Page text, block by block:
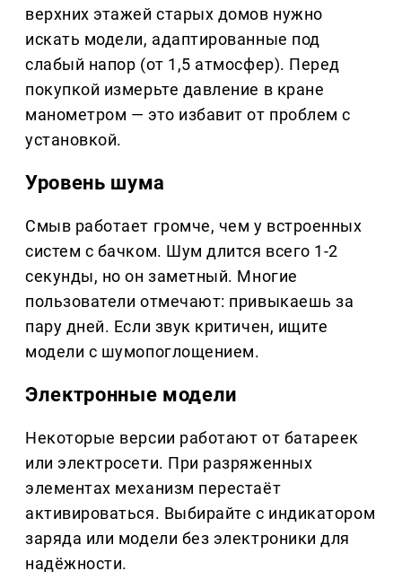
верхних этажей старых домов нужно
искать модели, адаптированные под
слабый напор (от 1,5 атмосфер). Перед
покупкой измерьте давление в кране
манометром — это избавит от проблем с
установкой.
Уровень шума
Смыв работает громче, чем у встроенных
систем с бачком. Шум длится всего 1-2
секунды, но он заметный. Многие
пользователи отмечают: привыкаешь за
пару дней. Если звук критичен, ищите
модели с шумопоглощением.
Электронные модели
Некоторые версии работают от батареек
или электросети. При разряженных
элементах механизм перестаёт
активироваться. Выбирайте с индикатором
заряда или модели без электроники для
надёжности.